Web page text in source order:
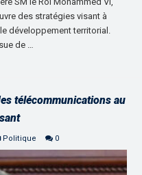
des stratégies visant à
développement territorial.
de …
télécommunications au
Politique 0